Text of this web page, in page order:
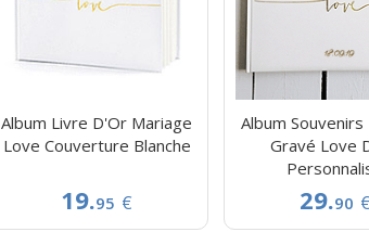
Album Livre D'Or Mariage
Love Couverture Blanche
19.95 €
Album
Gravé Love
29.90 €